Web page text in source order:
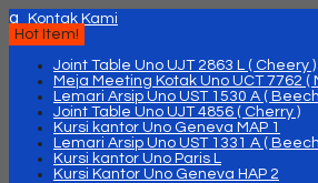
q
Kontak Kami
Hot Item!
Joint Table Uno UJT 2863 L ( Cheery )
Meja Meeting Kotak Uno UCT 7762 (
Lemari Arsip Uno UST 1530 A (
Joint Table Uno UJT 4856 ( Cherry )
Kursi kantor Uno Geneva MAP 1
Lemari Arsip Uno UST 1331 A (
Kursi kantor Uno Paris L
Kursi Kantor Uno Geneva HAP 2